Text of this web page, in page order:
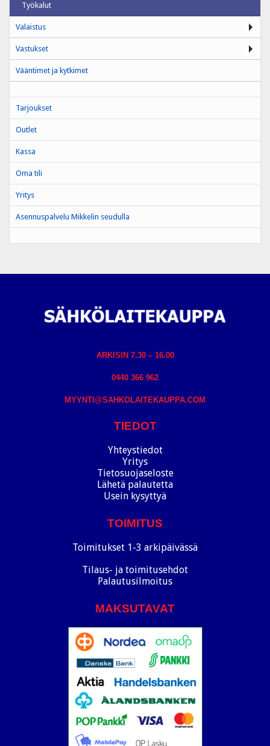
Työkalut
Valaistus
Vastukset
Vääntimet ja kytkimet
Tarjoukset
Outlet
Kassa
Oma tili
Yritys
Asennuspalvelu Mikkelin seudulla
ARKISIN 7.30 – 16.00
0440 366 962
MYYNTI@SAHKOLAITEKAUPPA.COM
TIEDOT
Yhteystiedot
Yritys
Tietosuojaseloste
Lähetä palautetta
Usein kysyttyä
TOIMITUS
Toimitukset 1-3 arkipäivässä
Tilaus- ja toimitusehdot
Palautusilmoitus
MAKSUTAVAT